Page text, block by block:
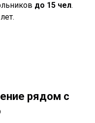
до 15 чел.
рядом с